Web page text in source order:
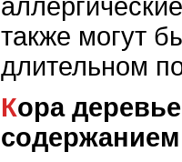
также могут
длительном
Кора деревьев с высоким